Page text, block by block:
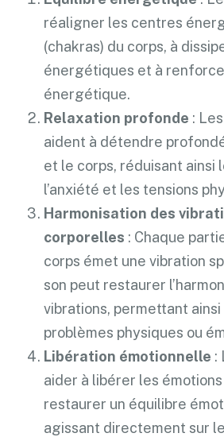
réaligner les centres
(chakras) du corps, à
énergétiques et à
énergétique.
Relaxation profonde :
aident à détendre
et le corps, réduisant ainsi
l’anxiété et les tensions
Harmonisation des
corporelles : Chaque
corps émet une vibration
son peut restaurer
vibrations, permettant
problèmes physiques ou
Libération émotionnelle :
aider à libérer les
restaurer un équilibre
agissant directement sur